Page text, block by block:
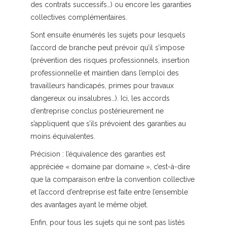
des contrats successifs…) ou encore les garanties
collectives complémentaires.
Sont ensuite énumérés les sujets pour lesquels
l’accord de branche peut prévoir qu’il s’impose
(prévention des risques professionnels, insertion
professionnelle et maintien dans l’emploi des
travailleurs handicapés, primes pour travaux
dangereux ou insalubres…). Ici, les accords
d’entreprise conclus postérieurement ne
s’appliquent que s’ils prévoient des garanties au
moins équivalentes.
Précision : l’équivalence des garanties est
appréciée « domaine par domaine », c’est-à-dire
que la comparaison entre la convention collective
et l’accord d’entreprise est faite entre l’ensemble
des avantages ayant le même objet.
Enfin, pour tous les sujets qui ne sont pas listés